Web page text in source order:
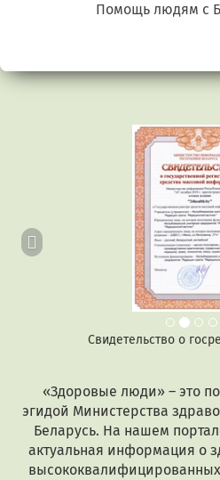
Помощь людям с
Свидетельство о
Предыдущий
«Здоровые люди» – это
эгидой Министерства
Беларусь. На нашем
актуальная информация о